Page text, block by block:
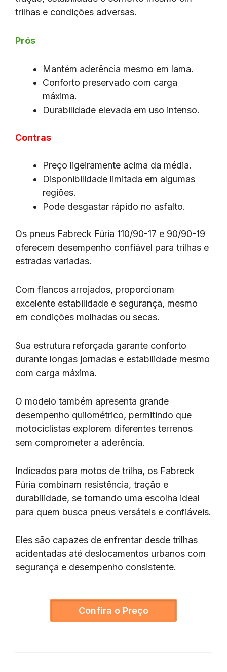
trilhas e condições adversas.
Prós
Mantém aderência mesmo em lama.
Conforto preservado com carga
máxima.
Durabilidade elevada em uso intenso.
Contras
Preço ligeiramente acima da média.
Disponibilidade limitada em algumas
regiões.
Pode desgastar rápido no asfalto.
Os pneus Fabreck Fúria 110/90-17 e 90/90-19
oferecem desempenho confiável para trilhas e
estradas variadas.
Com flancos arrojados, proporcionam
excelente estabilidade e segurança, mesmo
em condições molhadas ou secas.
Sua estrutura reforçada garante conforto
durante longas jornadas e estabilidade mesmo
com carga máxima.
O modelo também apresenta grande
desempenho quilométrico, permitindo que
motociclistas explorem diferentes terrenos
sem comprometer a aderência.
Indicados para motos de trilha, os Fabreck
Fúria combinam resistência, tração e
durabilidade, se tornando uma escolha ideal
para quem busca pneus versáteis e confiáveis.
Eles são capazes de enfrentar desde trilhas
acidentadas até deslocamentos urbanos com
segurança e desempenho consistente.
Confira o Preço